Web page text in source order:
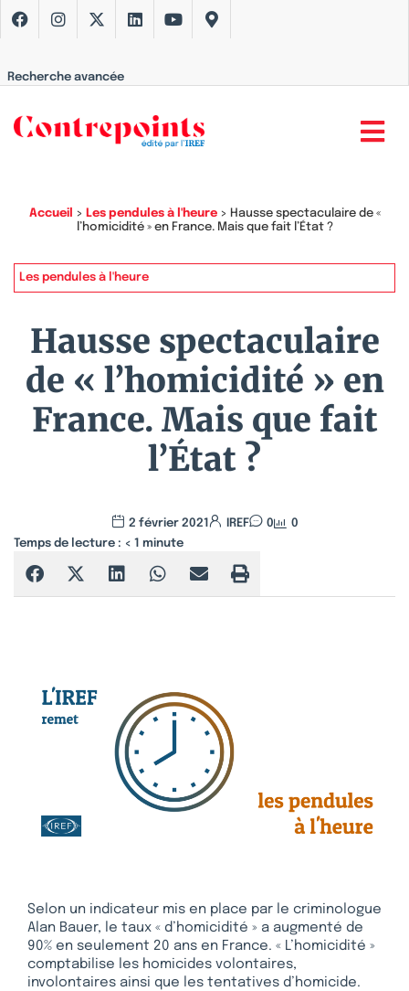
Recherche avancée
Accueil > Les pendules à l'heure> Hausse spectaculaire de «
l’homicidité » en France. Mais que fait l’État ?
Les pendules à l'heure
Hausse spectaculaire
de « l’homicidité » en
France. Mais que fait
l’État ?
2 février 2021 IREF 0
0
Temps de lecture : < 1 minute
Selon un indicateur mis en place par le criminologue
Alan Bauer, le taux « d’homicidité » a augmenté de
90% en seulement 20 ans en France. « L’homicidité »
comptabilise les homicides volontaires,
involontaires ainsi que les tentatives d’homicide.